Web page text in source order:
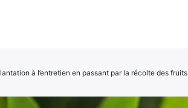
à l’entretien en passant par la récolte des fruits